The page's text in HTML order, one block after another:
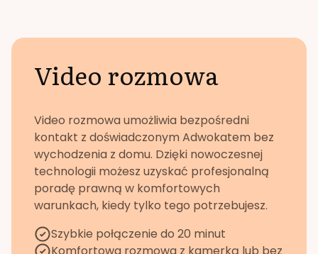
Video rozmowa
Video rozmowa umożliwia bezpośredni
kontakt z doświadczonym Adwokatem bez
wychodzenia z domu. Dzięki nowoczesnej
technologii możesz uzyskać profesjonalną
poradę prawną w komfortowych
warunkach, kiedy tylko tego potrzebujesz.
Szybkie połączenie do 20 minut